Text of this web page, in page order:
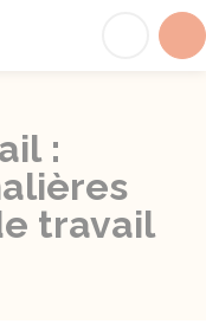
:
travail